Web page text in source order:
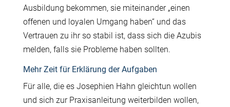
Ausbildung bekommen, sie miteinander „einen
offenen und loyalen Umgang haben“ und das
Vertrauen zu ihr so stabil ist, dass sich die Azubis
melden, falls sie Probleme haben sollten.
Mehr Zeit für Erklärung der Aufgaben
Für alle, die es Josephien Hahn gleichtun wollen
und sich zur Praxisanleitung weiterbilden wollen,